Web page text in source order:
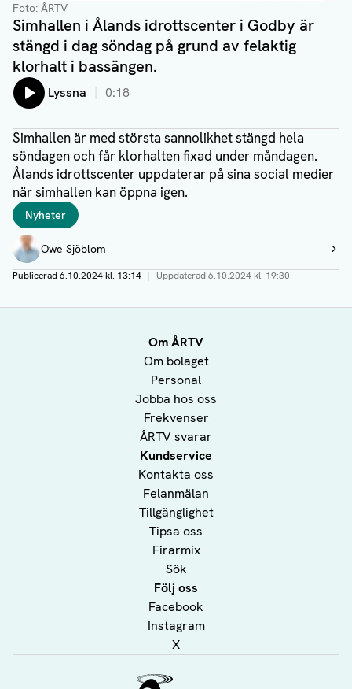
Foto: ÅRTV
Simhallen i Ålands idrottscenter i Godby är
stängd i dag söndag på grund av felaktig
klorhalt i bassängen.
Lyssna 0:18
Simhallen är med största sannolikhet stängd hela
söndagen och får klorhalten fixad under måndagen.
Ålands idrottscenter uppdaterar på sina social medier
när simhallen kan öppna igen.
Taggar
Nyheter
Författare
Owe Sjöblom
Visa profil
Publicerad6.10.2024 kl. 13:14 | Uppdaterad6.10.2024 kl. 19:30
Om ÅRTV
Om bolaget
Personal
Jobba hos oss
Frekvenser
ÅRTV svarar
Kundservice
Kontakta oss
Felanmälan
Tillgänglighet
Tipsa oss
Firarmix
Sök
Följ oss
Facebook
Instagram
X